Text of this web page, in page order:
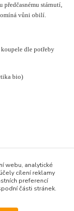
stárnutí,
vůni obilí.
dle potřeby
bio)
webu, analytické
cílení reklamy
preferencí
části stránek.